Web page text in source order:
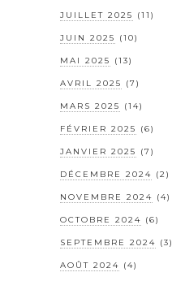
JUILLET 2025 (11)
JUIN 2025 (10)
MAI 2025 (13)
AVRIL 2025 (7)
MARS 2025 (14)
FÉVRIER 2025 (6)
JANVIER 2025 (7)
DÉCEMBRE 2024 (2)
NOVEMBRE 2024 (4)
OCTOBRE 2024 (6)
SEPTEMBRE 2024 (3)
AOÛT 2024 (4)